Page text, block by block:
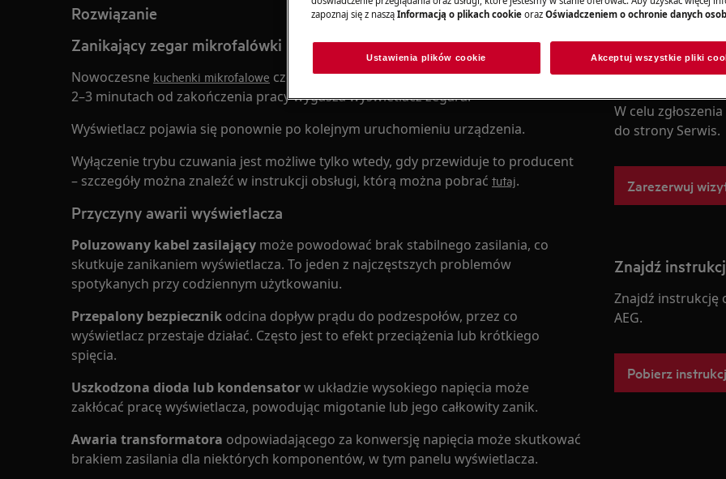
Rozwiązanie
Zanikający zegar mikrofalówki
Nowoczesne kuchenki mikrofalowe często wyposażone są wtryb czuwania, który po
2–3 minutach od zakończenia pracy wygasza wyświetlacz zegara.
Wyświetlacz pojawia się ponownie po kolejnym uruchomieniu urządzenia.
Wyłączenie trybu czuwania jest możliwe tylko wtedy, gdy przewiduje to producent
– szczegóły można znaleźć w instrukcji obsługi, którą można pobrać tutaj.
Przyczyny awarii wyświetlacza
Poluzowany kabel zasilający może powodować brak stabilnego zasilania, co
skutkuje zanikaniem wyświetlacza. To jeden z najczęstszych problemów
spotykanych przy codziennym użytkowaniu.
Przepalony bezpiecznik odcina dopływ prądu do podzespołów, przez co
wyświetlacz przestaje działać. Często jest to efekt przeciążenia lub krótkiego
spięcia.
Uszkodzona dioda lub kondensatorw układzie wysokiego napięcia może
zakłócać pracę wyświetlacza, powodując migotanie lub jego całkowity zanik.
Awaria transformatora odpowiadającego za konwersję napięcia może skutkować
brakiem zasilania dla niektórych komponentów, w tym panelu wyświetlacza.
Zamów wizytę
W celu
do strony Serwis.
Zarezerwuj
Znajdź
Znajdź instrukcję
AEG.
Pobierz
zapoznaj się z naszą Informacją o plikach cookie oraz Oświadczeniem o ochronie danych
Ustawienia plików cookie Akceptuj wszystkie pliki